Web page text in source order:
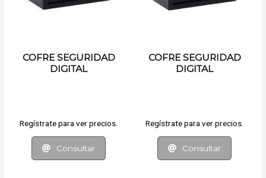
COFRE SEGURIDAD
DIGITAL
Regístrate para ver precios.
Consultar
COFRE SEGURIDAD
DIGITAL
Regístrate para ver precios.
Consultar